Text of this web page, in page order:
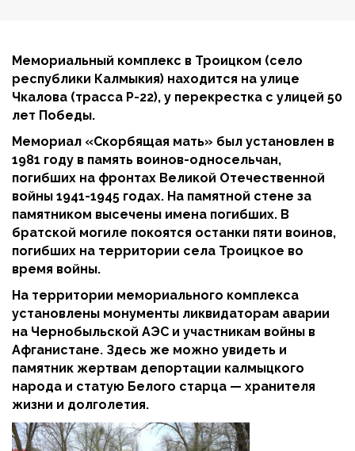
Мемориальный комплекс в Троицком (село
республики Калмыкия) находится на улице
Чкалова (трасса Р-22), у перекрестка с улицей 50
лет Победы.
Мемориал «Скорбящая мать» был установлен в
1981 году в память воинов-односельчан,
погибших на фронтах Великой Отечественной
войны 1941-1945 годах. На памятной стене за
памятником высечены имена погибших. В
братской могиле покоятся останки пяти воинов,
погибших на территории села Троицкое во
время войны.
На территории мемориального комплекса
установлены монументы ликвидаторам аварии
на Чернобыльской АЭС и участникам войны в
Афганистане. Здесь же можно увидеть и
памятник жертвам депортации калмыцкого
народа и статую Белого старца — хранителя
жизни и долголетия.